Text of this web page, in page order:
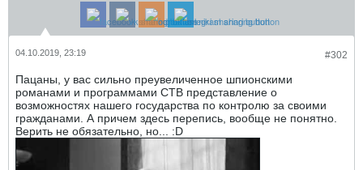
#302
04.10.2019, 23:19
Пацаны, у вас сильно преувеличенное шпионскими
романами и программами СТВ представление о
возможностях нашего государства по контролю за своими
гражданами. А причем здесь перепись, вообще не понятно.
Верить не обязательно, но... :D